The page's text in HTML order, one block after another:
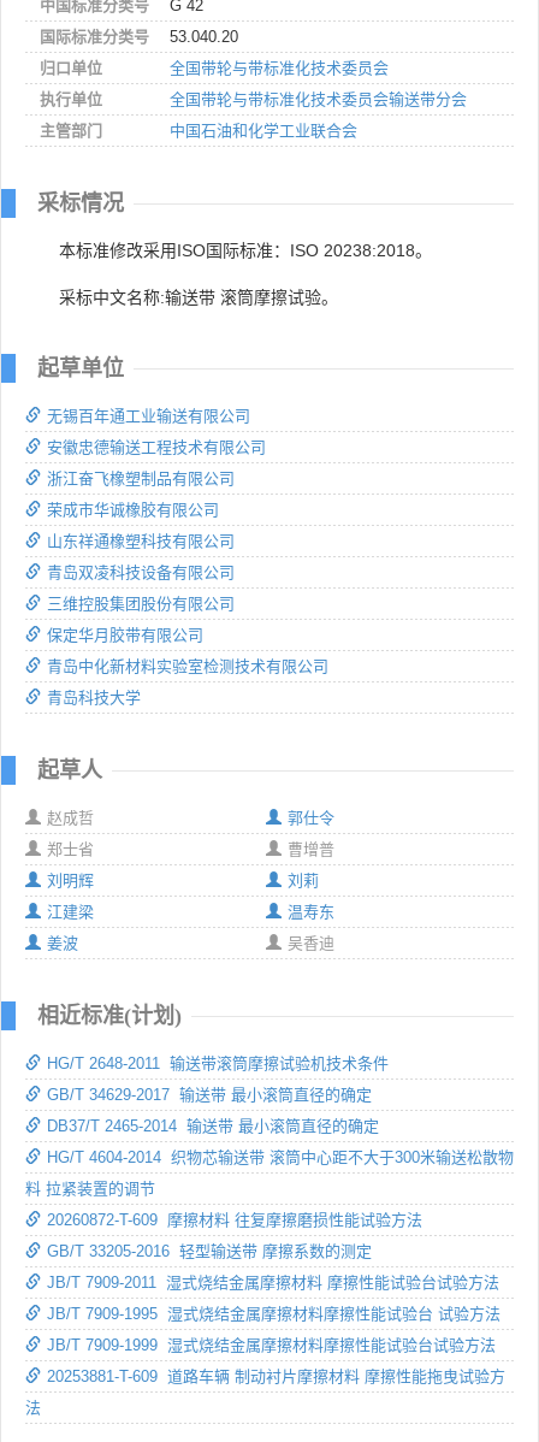
中国标准分类号
G 42
国际标准分类号
53.040.20
归口单位
全国带轮与带标准化技术委员会
执行单位
全国带轮与带标准化技术委员会输送带分会
主管部门
中国石油和化学工业联合会
采标情况
本标准修改采用ISO国际标准：ISO 20238:2018。
采标中文名称:输送带 滚筒摩擦试验。
起草单位
无锡百年通工业输送有限公司
安徽忠德输送工程技术有限公司
浙江奋飞橡塑制品有限公司
荣成市华诚橡胶有限公司
山东祥通橡塑科技有限公司
青岛双凌科技设备有限公司
三维控股集团股份有限公司
保定华月胶带有限公司
青岛中化新材料实验室检测技术有限公司
青岛科技大学
起草人
赵成哲
郭仕令
郑士省
曹增普
刘明辉
刘莉
江建梁
温寿东
姜波
吴香迪
相近标准(计划)
HG/T 2648-2011 输送带滚筒摩擦试验机技术条件
GB/T 34629-2017 输送带 最小滚筒直径的确定
DB37/T 2465-2014 输送带 最小滚筒直径的确定
HG/T 4604-2014 织物芯输送带 滚筒中心距不大于300米输送松散物
料 拉紧装置的调节
20260872-T-609 摩擦材料 往复摩擦磨损性能试验方法
GB/T 33205-2016 轻型输送带 摩擦系数的测定
JB/T 7909-2011 湿式烧结金属摩擦材料 摩擦性能试验台试验方法
JB/T 7909-1995 湿式烧结金属摩擦材料摩擦性能试验台 试验方法
JB/T 7909-1999 湿式烧结金属摩擦材料摩擦性能试验台试验方法
20253881-T-609 道路车辆 制动衬片摩擦材料 摩擦性能拖曳试验方
法